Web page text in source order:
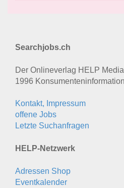
Searchjobs.ch
Der Onlineverlag HELP
1996
Kontakt, Impressum
offene Jobs
Letzte Suchanfragen
HELP-Netzwerk
Adressen Shop
Eventkalender